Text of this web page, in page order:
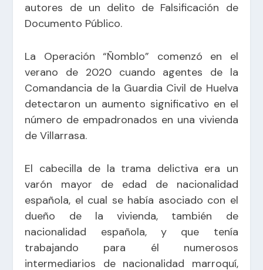
autores de un delito de Falsificación de
Documento Público.
La Operación “Ñomblo” comenzó en el
verano de 2020 cuando agentes de la
Comandancia de la Guardia Civil de Huelva
detectaron un aumento significativo en el
número de empadronados en una vivienda
de Villarrasa.
El cabecilla de la trama delictiva era un
varón mayor de edad de nacionalidad
española, el cual se había asociado con el
dueño de la vivienda, también de
nacionalidad española, y que tenía
trabajando para él numerosos
intermediarios de nacionalidad marroquí,